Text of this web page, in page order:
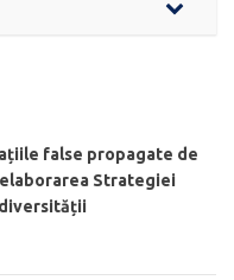
false propagate de
Strategiei